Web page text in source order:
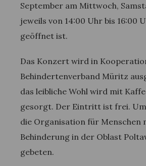
September am Mittwoch,
jeweils von 14:00 Uhr bis 16:00
geöffnet ist.
Das Konzert wird in
Behindertenverband Müritz
das leibliche Wohl wird mit
gesorgt. Der Eintritt ist frei.
die Organisation für Menschen
Behinderung in der Oblast
gebeten.